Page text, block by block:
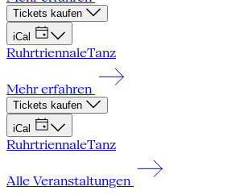
Tickets kaufen
iCal
RuhrtriennaleTanz
Mehr erfahren
Tickets kaufen
iCal
RuhrtriennaleTanz
Alle Veranstaltungen